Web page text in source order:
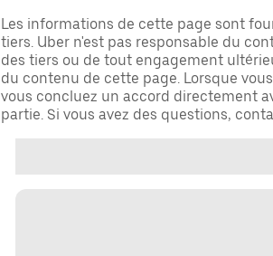
Les informations de cette page sont
tiers. Uber n'est pas responsable du
des tiers ou de tout engagement
du contenu de cette page. Lorsque
vous concluez un accord directement
partie. Si vous avez des questions,